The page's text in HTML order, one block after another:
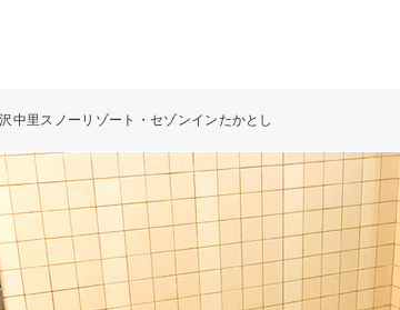
中里スノーリゾート・セゾンインたかとし